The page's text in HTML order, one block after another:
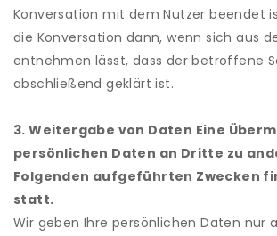
Konversation mit dem Nutzer beendet
die Konversation dann, wenn sich aus
entnehmen lässt, dass der betroffene
abschließend geklärt ist.
3. Weitergabe von Daten Eine
persönlichen Daten an Dritte zu
Folgenden aufgeführten Zwecken
statt.
Wir geben Ihre persönlichen Daten nur